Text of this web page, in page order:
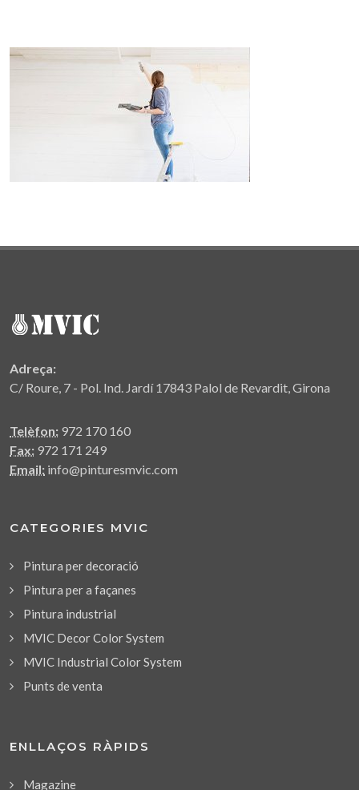
Adreça:
C/ Roure, 7 - Pol. Ind. Jardí 17843 Palol de Revardit, Girona
Telèfon: 972 170 160
Fax: 972 171 249
Email: info@pinturesmvic.com
CATEGORIES MVIC
Pintura per decoració
Pintura per a façanes
Pintura industrial
MVIC Decor Color System
MVIC Industrial Color System
Punts de venta
ENLLAÇOS RÀPIDS
Magazine